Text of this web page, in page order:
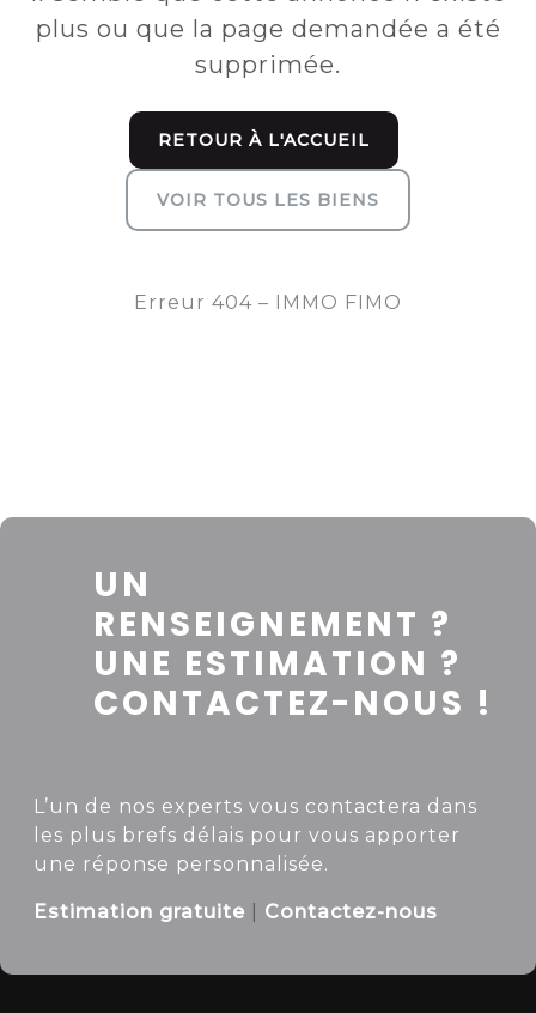
plus ou que la page demandée a été
supprimée.
RETOUR À L'ACCUEIL
VOIR TOUS LES BIENS
Erreur 404 – IMMO FIMO
UN
RENSEIGNEMENT ?
UNE ESTIMATION ?
CONTACTEZ-NOUS !
L’un de nos experts vous contactera dans
les plus brefs délais pour vous apporter
une réponse personnalisée.
Estimation gratuite Contactez-nous